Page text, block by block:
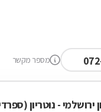
מספר מקשר
ירושלמי - נוטריון